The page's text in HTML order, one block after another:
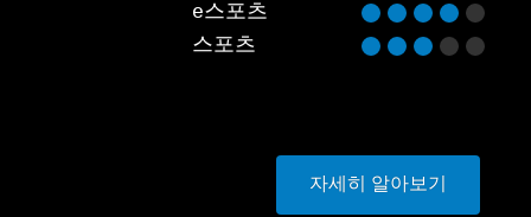
e스포츠
스포츠
자세히 알아보기